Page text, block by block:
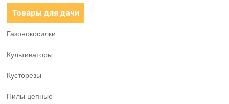
Товары для дачи
Газонокосилки
Культиваторы
Кусторезы
Пилы цепные